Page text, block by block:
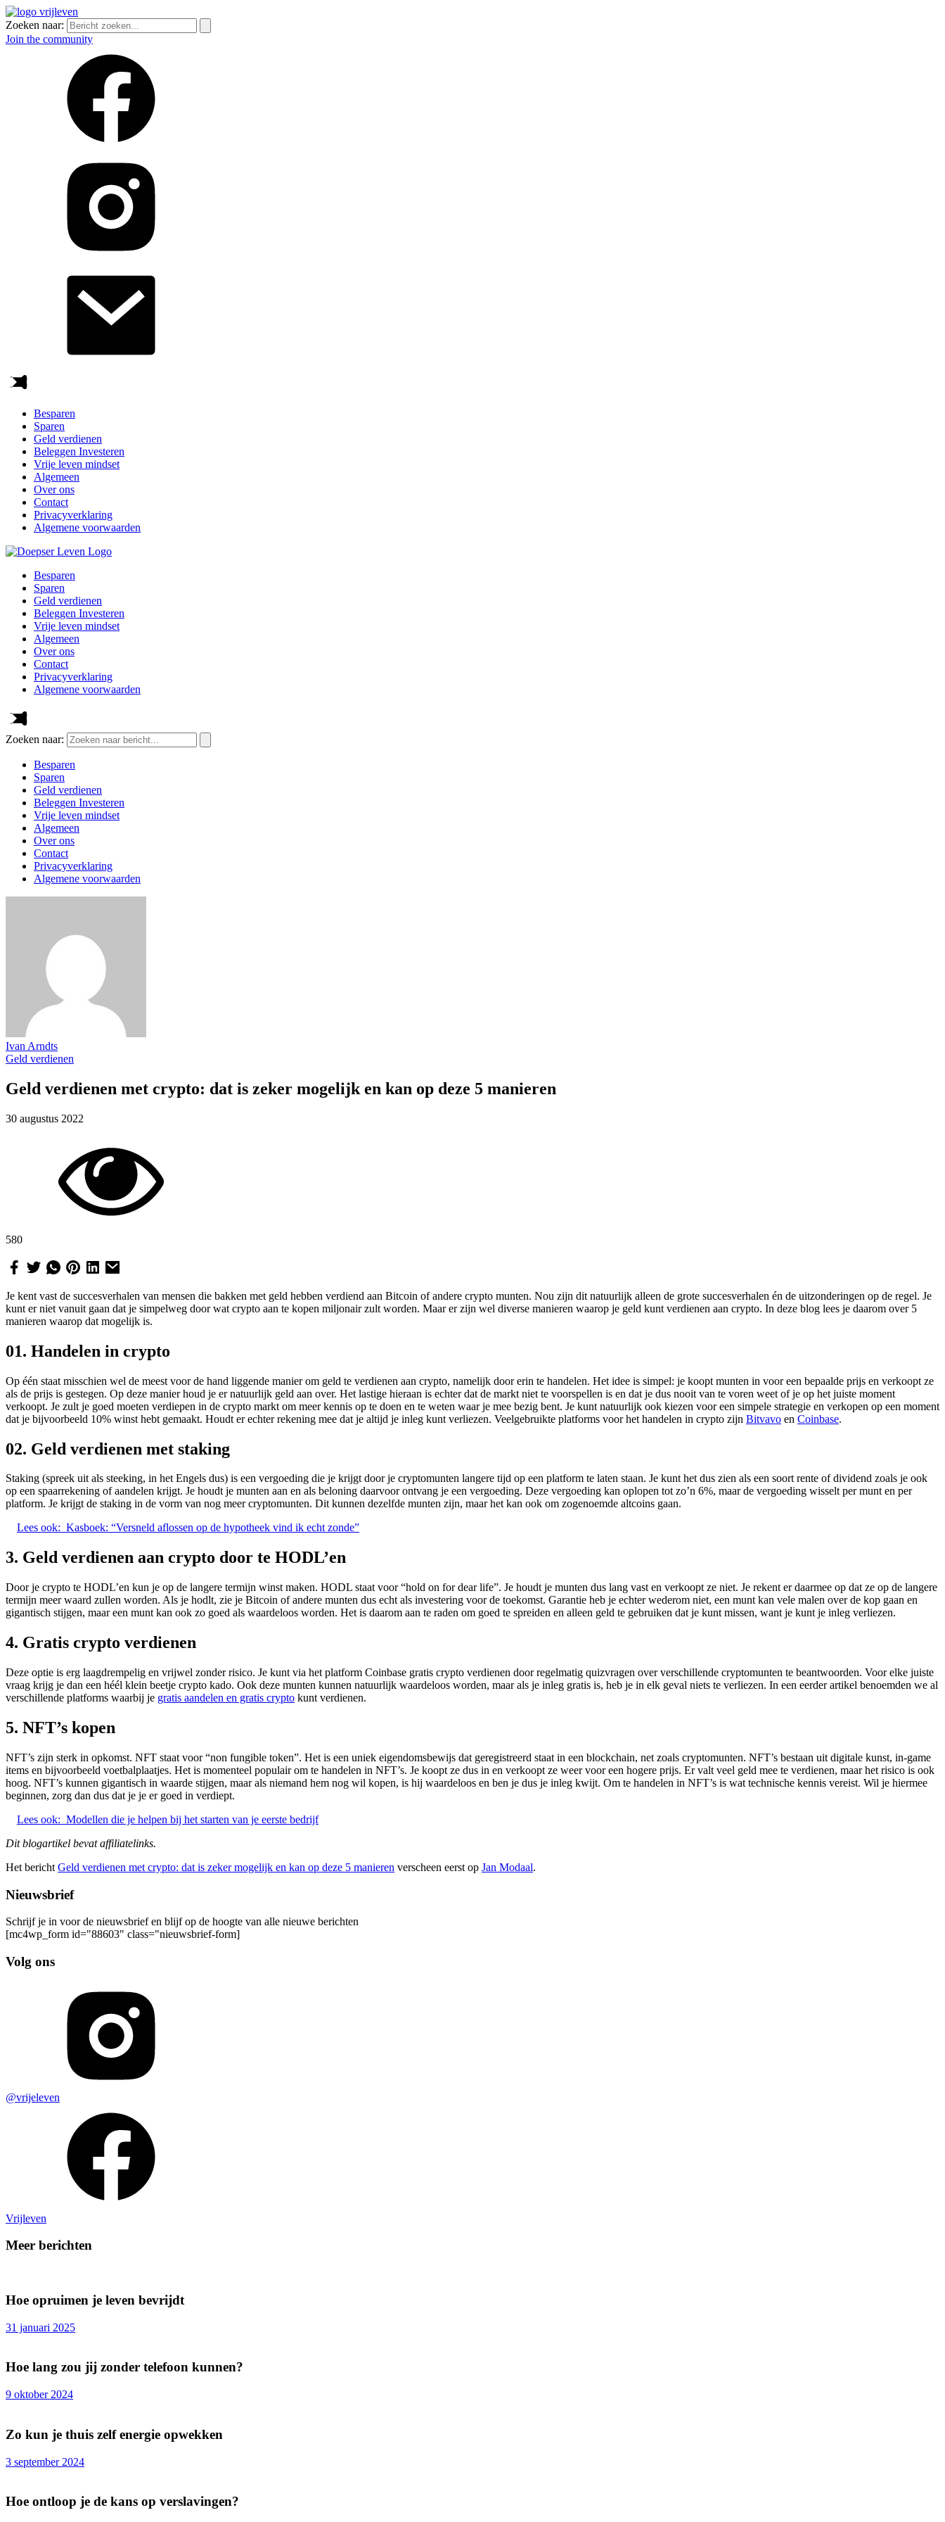
Zoeken naar:
Join the community
Besparen
Sparen
Geld verdienen
Beleggen Investeren
Vrije leven mindset
Algemeen
Over ons
Contact
Privacyverklaring
Algemene voorwaarden
Besparen
Sparen
Geld verdienen
Beleggen Investeren
Vrije leven mindset
Algemeen
Over ons
Contact
Privacyverklaring
Algemene voorwaarden
Zoeken naar:
Besparen
Sparen
Geld verdienen
Beleggen Investeren
Vrije leven mindset
Algemeen
Over ons
Contact
Privacyverklaring
Algemene voorwaarden
Ivan Arndts
Geld verdienen
Geld verdienen met crypto: dat is zeker mogelijk en kan op deze 5 manieren
30 augustus 2022
580
Je kent vast de succesverhalen van mensen die bakken met geld hebben verdiend aan Bitcoin of andere crypto munten. Nou zijn dit natuurlijk alleen de grote succesverhalen én de uitzonderingen op de regel. Je
kunt er niet vanuit gaan dat je simpelweg door wat crypto aan te kopen miljonair zult worden. Maar er zijn wel diverse manieren waarop je geld kunt verdienen aan crypto. In deze blog lees je daarom over 5
manieren waarop dat mogelijk is.
01. Handelen in crypto
Op één staat misschien wel de meest voor de hand liggende manier om geld te verdienen aan crypto, namelijk door erin te handelen. Het idee is simpel: je koopt munten in voor een bepaalde prijs en verkoopt ze
als de prijs is gestegen. Op deze manier houd je er natuurlijk geld aan over. Het lastige hieraan is echter dat de markt niet te voorspellen is en dat je dus nooit van te voren weet of je op het juiste moment
verkoopt. Je zult je goed moeten verdiepen in de crypto markt om meer kennis op te doen en te weten waar je mee bezig bent. Je kunt natuurlijk ook kiezen voor een simpele strategie en verkopen op een moment
dat je bijvoorbeeld 10% winst hebt gemaakt. Houdt er echter rekening mee dat je altijd je inleg kunt verliezen. Veelgebruikte platforms voor het handelen in crypto zijn Bitvavo en Coinbase.
02. Geld verdienen met staking
Staking (spreek uit als steeking, in het Engels dus) is een vergoeding die je krijgt door je cryptomunten langere tijd op een platform te laten staan. Je kunt het dus zien als een soort rente of dividend zoals je ook
op een spaarrekening of aandelen krijgt. Je houdt je munten aan en als beloning daarvoor ontvang je een vergoeding. Deze vergoeding kan oplopen tot zo’n 6%, maar de vergoeding wisselt per munt en per
platform. Je krijgt de staking in de vorm van nog meer cryptomunten. Dit kunnen dezelfde munten zijn, maar het kan ook om zogenoemde altcoins gaan.
Lees ook: Kasboek: “Versneld aflossen op de hypotheek vind ik echt zonde”
3. Geld verdienen aan crypto door te HODL’en
Door je crypto te HODL’en kun je op de langere termijn winst maken. HODL staat voor “hold on for dear life”. Je houdt je munten dus lang vast en verkoopt ze niet. Je rekent er daarmee op dat ze op de langere
termijn meer waard zullen worden. Als je hodlt, zie je Bitcoin of andere munten dus echt als investering voor de toekomst. Garantie heb je echter wederom niet, een munt kan vele malen over de kop gaan en
gigantisch stijgen, maar een munt kan ook zo goed als waardeloos worden. Het is daarom aan te raden om goed te spreiden en alleen geld te gebruiken dat je kunt missen, want je kunt je inleg verliezen.
4. Gratis crypto verdienen
Deze optie is erg laagdrempelig en vrijwel zonder risico. Je kunt via het platform Coinbase gratis crypto verdienen door regelmatig quizvragen over verschillende cryptomunten te beantwoorden. Voor elke juiste
vraag krijg je dan een héél klein beetje crypto kado. Ook deze munten kunnen natuurlijk waardeloos worden, maar als je inleg gratis is, heb je in elk geval niets te verliezen. In een eerder artikel benoemden we al
verschillende platforms waarbij je gratis aandelen en gratis crypto kunt verdienen.
5. NFT’s kopen
NFT’s zijn sterk in opkomst. NFT staat voor “non fungible token”. Het is een uniek eigendomsbewijs dat geregistreerd staat in een blockchain, net zoals cryptomunten. NFT’s bestaan uit digitale kunst, in-game
items en bijvoorbeeld voetbalplaatjes. Het is momenteel populair om te handelen in NFT’s. Je koopt ze dus in en verkoopt ze weer voor een hogere prijs. Er valt veel geld mee te verdienen, maar het risico is ook
hoog. NFT’s kunnen gigantisch in waarde stijgen, maar als niemand hem nog wil kopen, is hij waardeloos en ben je dus je inleg kwijt. Om te handelen in NFT’s is wat technische kennis vereist. Wil je hiermee
beginnen, zorg dan dus dat je je er goed in verdiept.
Lees ook: Modellen die je helpen bij het starten van je eerste bedrijf
Dit blogartikel bevat affiliatelinks.
Het bericht Geld verdienen met crypto: dat is zeker mogelijk en kan op deze 5 manieren verscheen eerst op Jan Modaal.
Nieuwsbrief
Schrijf je in voor de nieuwsbrief en blijf op de hoogte van alle nieuwe berichten
[mc4wp_form id="88603" class="nieuwsbrief-form]
Volg ons
@vrijeleven
Vrijleven
Meer berichten
Hoe opruimen je leven bevrijdt
31 januari 2025
Hoe lang zou jij zonder telefoon kunnen?
9 oktober 2024
Zo kun je thuis zelf energie opwekken
3 september 2024
Hoe ontloop je de kans op verslavingen?